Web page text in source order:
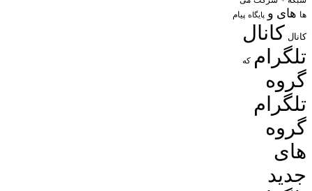
ها های و پایگاه پیام
کانال کانال
تلگرام که
گروه
تلگرام
گروه
های
جدید